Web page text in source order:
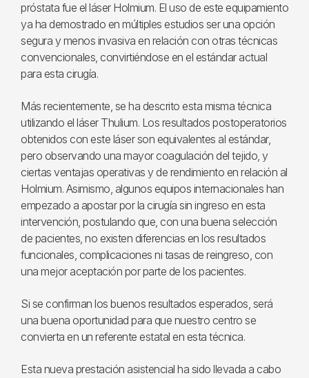
próstata fue el láser Holmium. El uso de este equipamiento
ya ha demostrado en múltiples estudios ser una opción
segura y menos invasiva en relación con otras técnicas
convencionales, convirtiéndose en el estándar actual
para esta cirugía.
Más recientemente, se ha descrito esta misma técnica
utilizando el láser Thulium. Los resultados postoperatorios
obtenidos con este láser son equivalentes al estándar,
pero observando una mayor coagulación del tejido, y
ciertas ventajas operativas y de rendimiento en relación al
Holmium. Asimismo, algunos equipos internacionales han
empezado a apostar por la cirugía sin ingreso en esta
intervención, postulando que, con una buena selección
de pacientes, no existen diferencias en los resultados
funcionales, complicaciones ni tasas de reingreso, con
una mejor aceptación por parte de los pacientes.
Si se confirman los buenos resultados esperados, será
una buena oportunidad para que nuestro centro se
convierta en un referente estatal en esta técnica.
Esta nueva prestación asistencial ha sido llevada a cabo